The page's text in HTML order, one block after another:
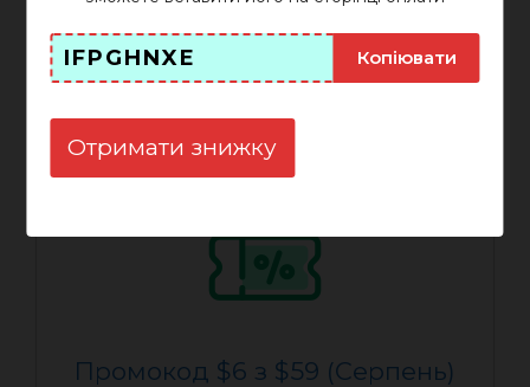
Промокод $6 з $59 (Серпень)
IFPGHNXE Копіювати
Отримати знижку